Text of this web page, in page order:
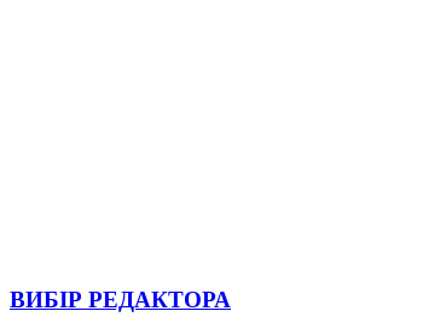
ВИБІР РЕДАКТОРА